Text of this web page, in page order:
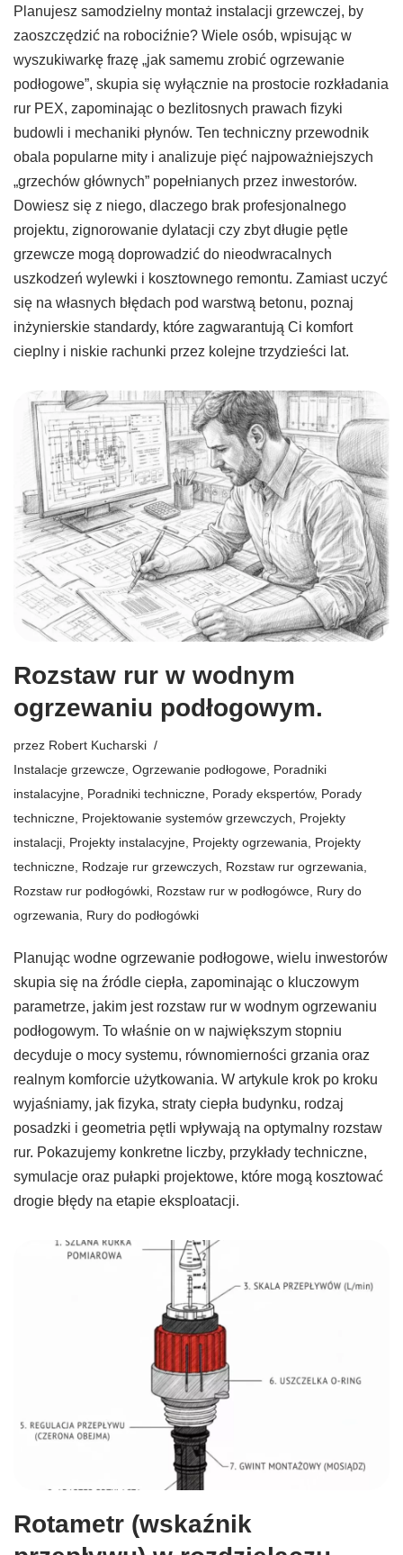
Planujesz samodzielny montaż instalacji grzewczej, by
zaoszczędzić na robociźnie? Wiele osób, wpisując w
wyszukiwarkę frazę „jak samemu zrobić ogrzewanie
podłogowe”, skupia się wyłącznie na prostocie rozkładania
rur PEX, zapominając o bezlitosnych prawach fizyki
budowli i mechaniki płynów. Ten techniczny przewodnik
obala popularne mity i analizuje pięć najpoważniejszych
„grzechów głównych” popełnianych przez inwestorów.
Dowiesz się z niego, dlaczego brak profesjonalnego
projektu, zignorowanie dylatacji czy zbyt długie pętle
grzewcze mogą doprowadzić do nieodwracalnych
uszkodzeń wylewki i kosztownego remontu. Zamiast uczyć
się na własnych błędach pod warstwą betonu, poznaj
inżynierskie standardy, które zagwarantują Ci komfort
cieplny i niskie rachunki przez kolejne trzydzieści lat.
Rozstaw rur w wodnym
ogrzewaniu podłogowym.
przez Robert Kucharski
Instalacje grzewcze Ogrzewanie podłogowe Poradniki
instalacyjne Poradniki techniczne Porady ekspertów, Porady
techniczne Projektowanie systemów grzewczych
Projekty
instalacji Projekty instalacyjne Projekty ogrzewania
Projekty
techniczne Rodzaje rur grzewczych Rozstaw rur ogrzewania
Rozstaw rur podłogówki Rozstaw rur w podłogówce Rury do
ogrzewania
Rury do podłogówki
Planując wodne ogrzewanie podłogowe, wielu inwestorów
skupia się na źródle ciepła, zapominając o kluczowym
parametrze, jakim jest rozstaw rur w wodnym ogrzewaniu
podłogowym. To właśnie on w największym stopniu
decyduje o mocy systemu, równomierności grzania oraz
realnym komforcie użytkowania. W artykule krok po kroku
wyjaśniamy, jak fizyka, straty ciepła budynku, rodzaj
posadzki i geometria pętli wpływają na optymalny rozstaw
rur. Pokazujemy konkretne liczby, przykłady techniczne,
symulacje oraz pułapki projektowe, które mogą kosztować
drogie błędy na etapie eksploatacji.
Rotametr (wskaźnik